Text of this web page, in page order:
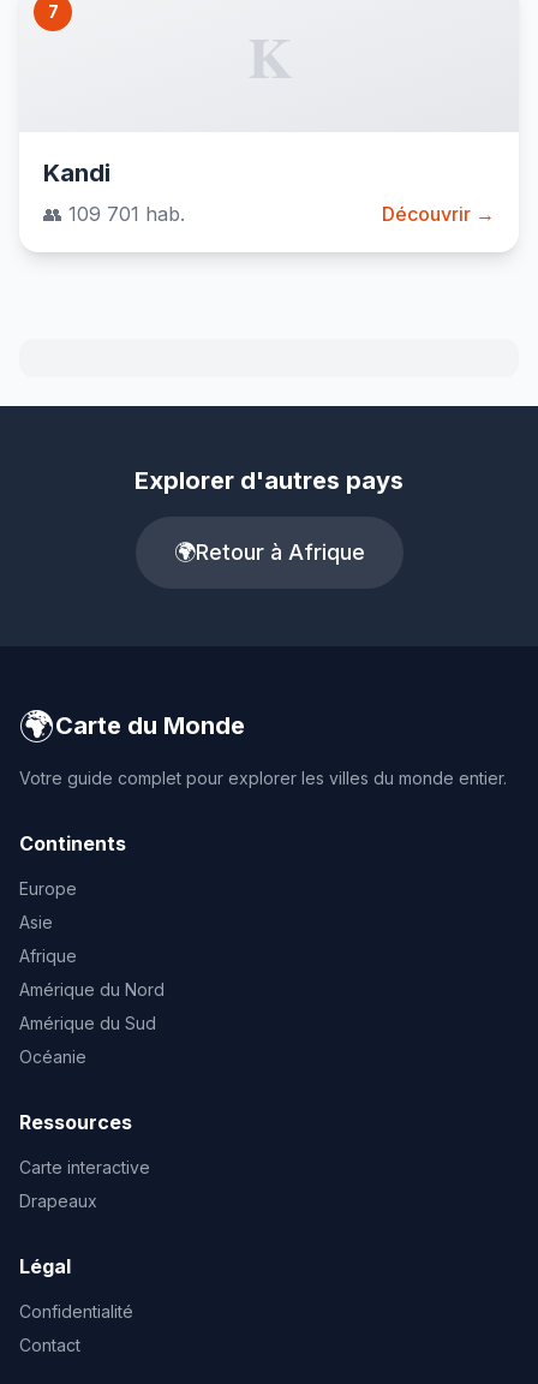
7
K
Kandi
👥 109 701 hab. Découvrir →
Explorer d'autres pays
🌍Retour à Afrique
🌍Carte du Monde
Votre guide complet pour explorer les villes du monde entier.
Continents
Europe
Asie
Afrique
Amérique du Nord
Amérique du Sud
Océanie
Ressources
Carte interactive
Drapeaux
Légal
Confidentialité
Contact